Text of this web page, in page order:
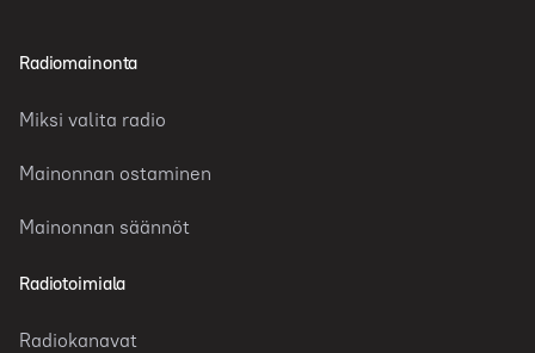
Radiomainonta
Miksi valita radio
Mainonnan ostaminen
Mainonnan säännöt
Radiotoimiala
Radiokanavat